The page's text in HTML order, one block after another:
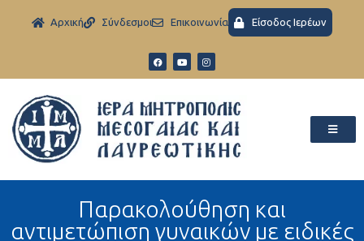
Aρχική Σύνδεσμοι Eπικοινωνία Είσοδος Ιερέων
Παρακολούθηση και
αντιμετώπιση γυναικών με ειδικές